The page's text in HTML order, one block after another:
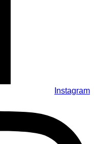
Instagram